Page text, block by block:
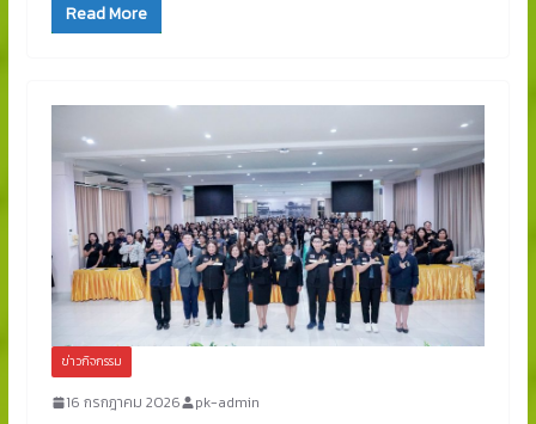
Read More
ข่าวกิจกรรม
16 กรกฎาคม 2026 pk-admin